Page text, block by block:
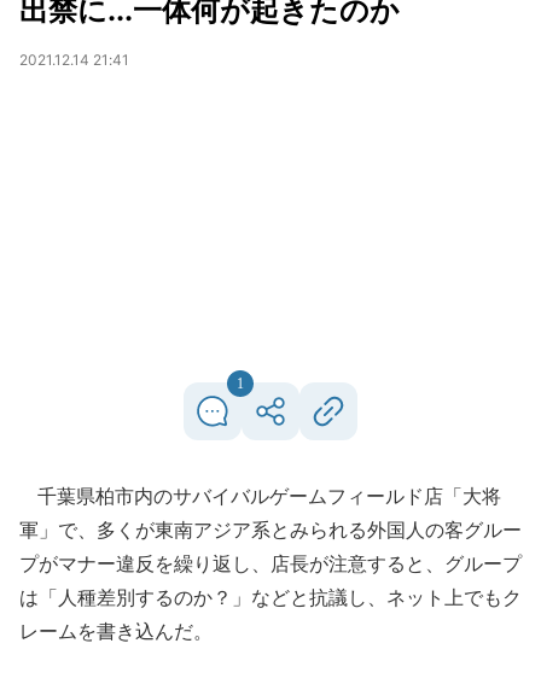
出禁に...一体何が起きたのか
2021.12.14 21:41
1
千葉県柏市内のサバイバルゲームフィールド店「大将
軍」で、多くが東南アジア系とみられる外国人の客グルー
プがマナー違反を繰り返し、店長が注意すると、グループ
は「人種差別するのか？」などと抗議し、ネット上でもク
レームを書き込んだ。